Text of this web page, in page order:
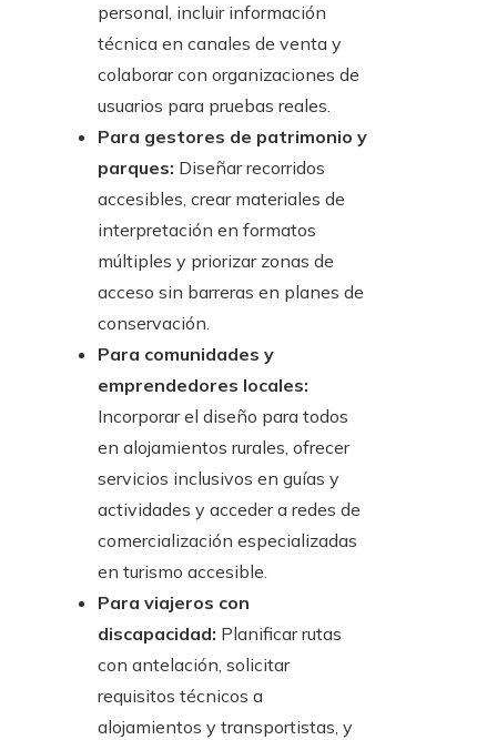
personal, incluir información
técnica en canales de venta y
colaborar con organizaciones de
usuarios para pruebas reales.
Para gestores de patrimonio y
parques: Diseñar recorridos
accesibles, crear materiales de
interpretación en formatos
múltiples y priorizar zonas de
acceso sin barreras en planes de
conservación.
Para comunidades y
emprendedores locales:
Incorporar el diseño para todos
en alojamientos rurales, ofrecer
servicios inclusivos en guías y
actividades y acceder a redes de
comercialización especializadas
en turismo accesible.
Para viajeros con
discapacidad: Planificar rutas
con antelación, solicitar
requisitos técnicos a
alojamientos y transportistas, y